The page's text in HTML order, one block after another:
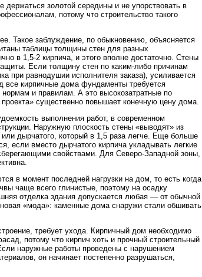
золотой середины и не упорствовать в
потому что строительство такого
Такое заблуждение, по обыкновению, объясняется
таблицы толщины стен для разных
в 1,5-2 кирпича, и этого вполне достаточно. Стены
Если толщину стен по каким-либо причинам
при равнодушии исполнителя заказа), усиливается
все кирпичные дома фундаменты требуется
и правилам. А это высокозатратные по
существенно повышает конечную цену дома.
выполнения работ, в современном
Наружную плоскость стены «выводят» из
дырчатого, который в 1,5 раза легче. Еще больше
если вместо дырчатого кирпича укладывать легкие
свойствами. Для Северо-Западной зоны,
в момент последней нагрузки на дом, то есть когда
чаще всего глинистые, поэтому на осадку
отделка здания допускается любая — от обычной
«мода»: каменные дома снаружи стали обшивать
требует ухода. Кирпичный дом необходимо
потому что кирпич хоть и прочный строительный
наружные работы проведены с нарушением
он начинает постепенно разрушаться,